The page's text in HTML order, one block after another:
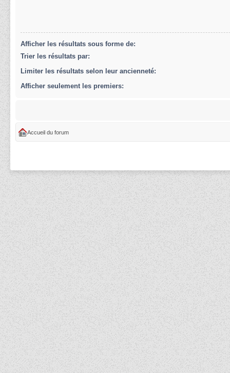
Afficher les résultats sous forme de:
Trier les résultats par:
Limiter les résultats selon leur ancienneté:
Afficher seulement les premiers:
Accueil du forum